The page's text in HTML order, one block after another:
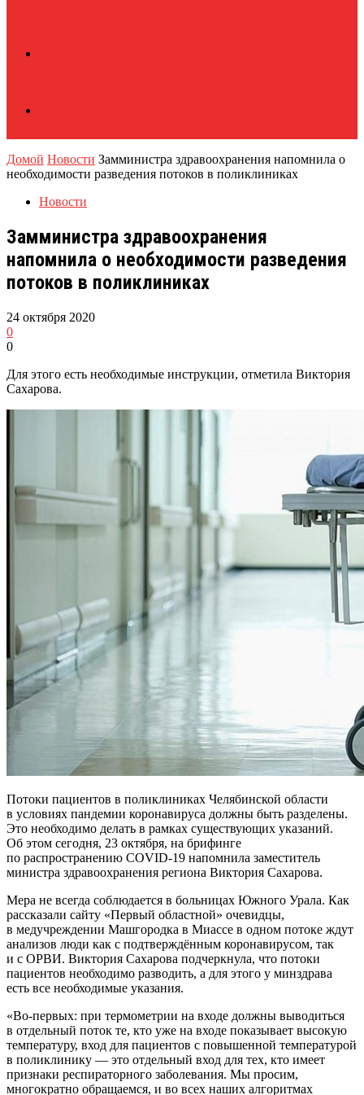
Домой Новости Замминистра здравоохранения напомнила о
необходимости разведения потоков в поликлиниках
Новости
Замминистра здравоохранения
напомнила о необходимости разведения
потоков в поликлиниках
24 октября 2020
0
0
Для этого есть необходимые инструкции, отметила Виктория
Сахарова.
Потоки пациентов в поликлиниках Челябинской области
в условиях пандемии коронавируса должны быть разделены.
Это необходимо делать в рамках существующих указаний.
Об этом сегодня, 23 октября, на брифинге
по распространению COVID-19 напомнила заместитель
министра здравоохранения региона Виктория Сахарова.
Мера не всегда соблюдается в больницах Южного Урала. Как
рассказали сайту «Первый областной» очевидцы,
в медучреждении Машгородка в Миассе в одном потоке ждут
анализов люди как с подтверждённым коронавирусом, так
и с ОРВИ. Виктория Сахарова подчеркнула, что потоки
пациентов необходимо разводить, а для этого у минздрава
есть все необходимые указания.
«Во-первых: при термометрии на входе должны выводиться
в отдельный поток те, кто уже на входе показывает высокую
температуру, вход для пациентов с повышенной температурой
в поликлинику — это отдельный вход для тех, кто имеет
признаки респираторного заболевания. Мы просим,
многократно обращаемся, и во всех наших алгоритмах